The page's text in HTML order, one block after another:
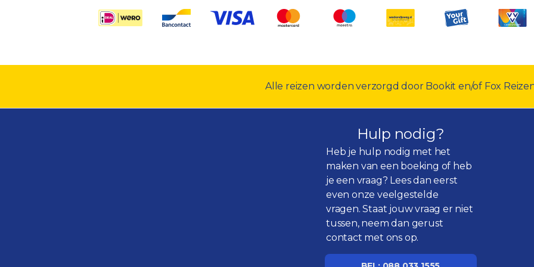
Alle reizen worden verzorgd door Bookit en/of Fox
Hulp nodig?
Heb je hulp nodig met het
maken van een boeking of heb
je een vraag? Lees dan eerst
even onzeveelgestelde
vragen. Staat jouw vraag er niet
tussen, neem dan gerust
contact met ons op.